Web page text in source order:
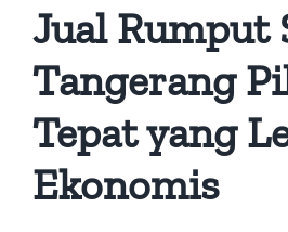
Jual Rumput
Tangerang
Tepat yang
Ekonomis